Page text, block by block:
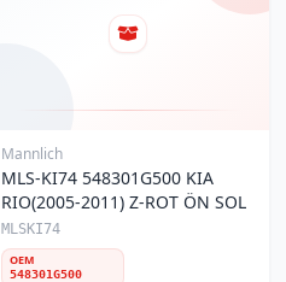
Mannlich
MLS-KI74 548301G500 KIA
RIO(2005-2011) Z-ROT ÖN SOL
MLSKI74
OEM
548301G500